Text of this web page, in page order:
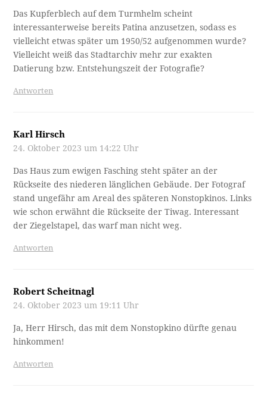
Das Kupferblech auf dem Turmhelm scheint
interessanterweise bereits Patina anzusetzen, sodass es
vielleicht etwas später um 1950/52 aufgenommen wurde?
Vielleicht weiß das Stadtarchiv mehr zur exakten
Datierung bzw. Entstehungszeit der Fotografie?
Antworten
Karl Hirsch
24. Oktober 2023 um 14:22 Uhr
Das Haus zum ewigen Fasching steht später an der
Rückseite des niederen länglichen Gebäude. Der Fotograf
stand ungefähr am Areal des späteren Nonstopkinos. Links
wie schon erwähnt die Rückseite der Tiwag. Interessant
der Ziegelstapel, das warf man nicht weg.
Antworten
Robert Scheitnagl
24. Oktober 2023 um 19:11 Uhr
Ja, Herr Hirsch, das mit dem Nonstopkino dürfte genau
hinkommen!
Antworten